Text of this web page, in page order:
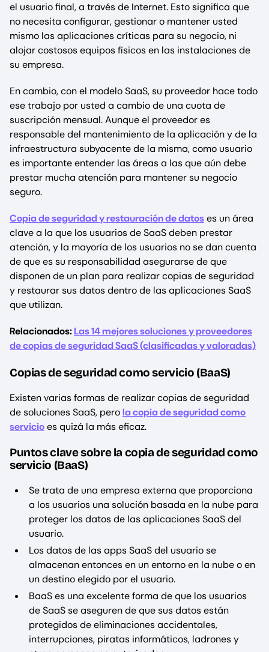
el usuario final, a través de Internet. Esto significa que
no necesita configurar, gestionar o mantener usted
mismo las aplicaciones críticas para su negocio, ni
alojar costosos equipos físicos en las instalaciones de
su empresa.
En cambio, con el modelo SaaS, su proveedor hace todo
ese trabajo por usted a cambio de una cuota de
suscripción mensual. Aunque el proveedor es
responsable del mantenimiento de la aplicación y de la
infraestructura subyacente de la misma, como usuario
es importante entender las áreas a las que aún debe
prestar mucha atención para mantener su negocio
seguro.
Copia de seguridad y restauración de datoses un área
clave a la que los usuarios de SaaS deben prestar
atención, y la mayoría de los usuarios no se dan cuenta
de que es su responsabilidad asegurarse de que
disponen de un plan para realizar copias de seguridad
y restaurar sus datos dentro de las aplicaciones SaaS
que utilizan.
Relacionados:Las 14 mejores soluciones y proveedores
de copias de seguridad SaaS (clasificadas y valoradas)
Copias de seguridad como servicio (BaaS)
Existen varias formas de realizar copias de seguridad
de soluciones SaaS, perola copia de seguridad como
servicioes quizá la más eficaz.
Puntos clave sobre la copia de seguridad como
servicio (BaaS)
Se trata de una empresa externa que proporciona
a los usuarios una solución basada en la nube para
proteger los datos de las aplicaciones SaaS del
usuario.
Los datos de las apps SaaS del usuario se
almacenan entonces en un entorno en la nube o en
un destino elegido por el usuario.
BaaS es una excelente forma de que los usuarios
de SaaS se aseguren de que sus datos están
protegidos de eliminaciones accidentales,
interrupciones, piratas informáticos, ladrones y